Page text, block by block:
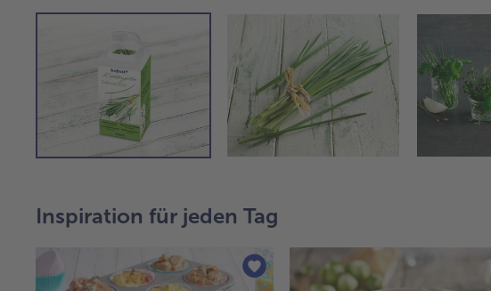
Inspiration für jeden Tag